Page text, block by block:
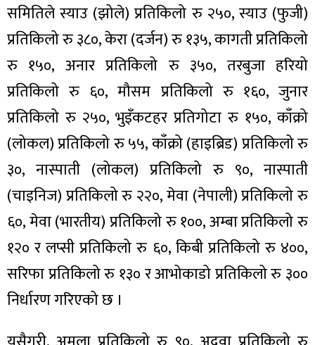
समितिले स्याउ (झोले) प्रतिकिलो रु २५०, स्याउ (फुजी)
प्रतिकिलो रु ३८०, केरा (दर्जन) रु १३५, कागती प्रतिकिलो
रु १५०, अनार प्रतिकिलो रु ३५०, तरबुजा हरियो
प्रतिकिलो रु ६०, मौसम प्रतिकिलो रु १६०, जुनार
प्रतिकिलो रु २५०, भुइँकटहर प्रतिगोटा रु १५०, काँक्रो
(लोकल) प्रतिकिलो रु ५५, काँक्रो (हाइब्रिड) प्रतिकिलो रु
३०, नास्पाती (लोकल) प्रतिकिलो रु ९०, नास्पाती
(चाइनिज) प्रतिकिलो रु २२०, मेवा (नेपाली) प्रतिकिलो रु
६०, मेवा (भारतीय) प्रतिकिलो रु १००, अम्बा प्रतिकिलो रु
१२० र लप्सी प्रतिकिलो रु ६०, किबी प्रतिकिलो रु ४००,
सरिफा प्रतिकिलो रु १३० र आभोकाडो प्रतिकिलो रु ३००
निर्धारण गरिएको छ ।